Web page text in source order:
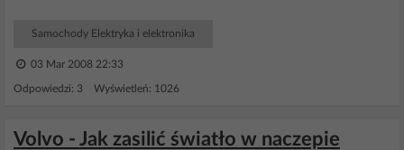
Samochody Elektryka i elektronika
03 Mar 2008 22:33
Odpowiedzi: 3 Wyświetleń: 1026
Volvo - Jak zasilić światło w naczepie